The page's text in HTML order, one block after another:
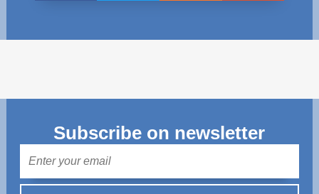
Subscribe on newsletter